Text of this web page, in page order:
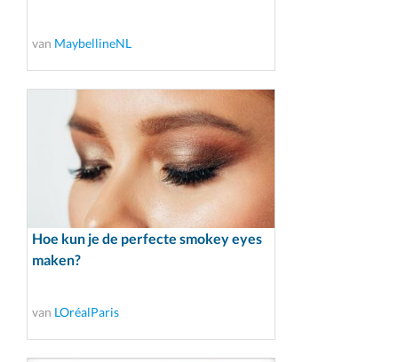
van MaybellineNL
Hoe kun je de perfecte smokey eyes
maken?
van LOréalParis